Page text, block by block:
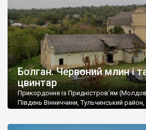
Болган. Червоний млин і
цвинтар
Прикордонне із Придністров’ям
Південь Вінниччини, Тульчинський